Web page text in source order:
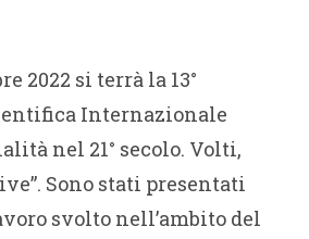
2022 si terrà la 13°
Internazionale
nel 21° secolo. Volti,
Sono stati presentati
svolto nell’ambito del